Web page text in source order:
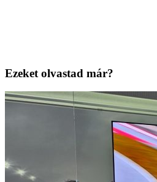
Ezeket olvastad már?